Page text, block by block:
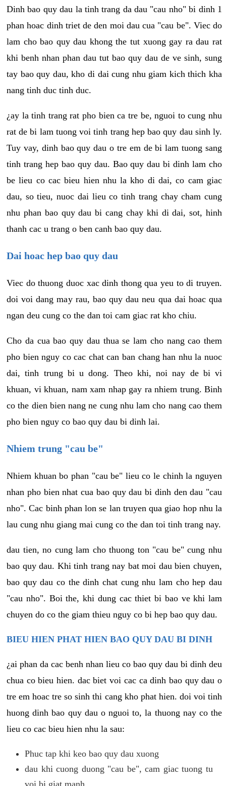
Dinh bao quy dau la tinh trang da dau "cau nho" bi dinh 1
phan hoac dinh triet de den moi dau cua "cau be". Viec do
lam cho bao quy dau khong the tut xuong gay ra dau rat
khi benh nhan phan dau tut bao quy dau de ve sinh, sung
tay bao quy dau, kho di dai cung nhu giam kich thich kha
nang tinh duc tinh duc.
¿ay la tinh trang rat pho bien ca tre be, nguoi to cung nhu
rat de bi lam tuong voi tinh trang hep bao quy dau sinh ly.
Tuy vay, dinh bao quy dau o tre em de bi lam tuong sang
tinh trang hep bao quy dau. Bao quy dau bi dinh lam cho
be lieu co cac bieu hien nhu la kho di dai, co cam giac
dau, so tieu, nuoc dai lieu co tinh trang chay cham cung
nhu phan bao quy dau bi cang chay khi di dai, sot, hinh
thanh cac u trang o ben canh bao quy dau.
Dai hoac hep bao quy dau
Viec do thuong duoc xac dinh thong qua yeu to di truyen.
doi voi dang may rau, bao quy dau neu qua dai hoac qua
ngan deu cung co the dan toi cam giac rat kho chiu.
Cho da cua bao quy dau thua se lam cho nang cao them
pho bien nguy co cac chat can ban chang han nhu la nuoc
dai, tinh trung bi u dong. Theo khi, noi nay de bi vi
khuan, vi khuan, nam xam nhap gay ra nhiem trung. Binh
co the dien bien nang ne cung nhu lam cho nang cao them
pho bien nguy co bao quy dau bi dinh lai.
Nhiem trung "cau be"
Nhiem khuan bo phan "cau be" lieu co le chinh la nguyen
nhan pho bien nhat cua bao quy dau bi dinh den dau "cau
nho". Cac binh phan lon se lan truyen qua giao hop nhu la
lau cung nhu giang mai cung co the dan toi tinh trang nay.
dau tien, no cung lam cho thuong ton "cau be" cung nhu
bao quy dau. Khi tinh trang nay bat moi dau bien chuyen,
bao quy dau co the dinh chat cung nhu lam cho hep dau
"cau nho". Boi the, khi dung cac thiet bi bao ve khi lam
chuyen do co the giam thieu nguy co bi hep bao quy dau.
BIEU HIEN PHAT HIEN BAO QUY DAU BI DINH
¿ai phan da cac benh nhan lieu co bao quy dau bi dinh deu
chua co bieu hien. dac biet voi cac ca dinh bao quy dau o
tre em hoac tre so sinh thi cang kho phat hien. doi voi tinh
huong dinh bao quy dau o nguoi to, la thuong nay co the
lieu co cac bieu hien nhu la sau:
Phuc tap khi keo bao quy dau xuong
dau khi cuong duong "cau be", cam giac tuong tu